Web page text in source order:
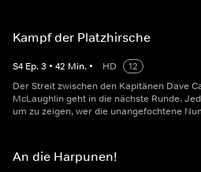
Kampf der Platzhirsche
S4 Ep.3 • 42 Min. • HD
12
Der Streit zwischen den Kapitänen Dave
McLaughlin geht in die nächste Runde.
um zu zeigen, wer die unangefochtene
An die Harpunen!